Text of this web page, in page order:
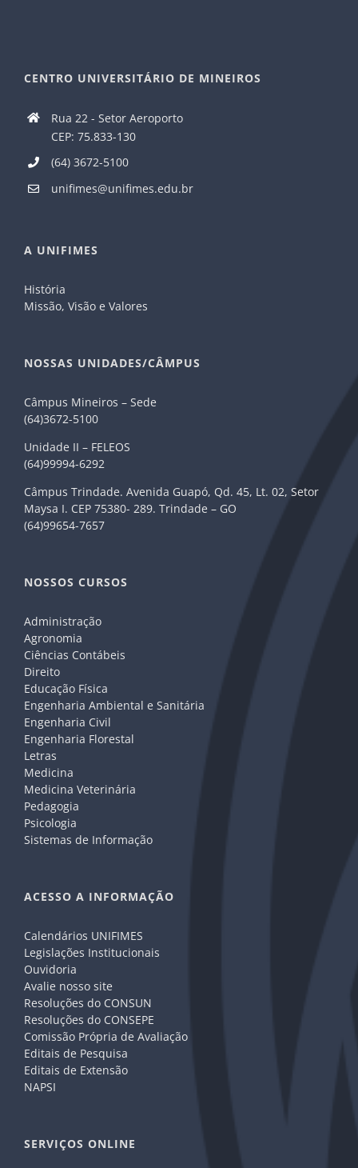
CENTRO UNIVERSITÁRIO DE MINEIROS
Rua 22 - Setor Aeroporto
CEP: 75.833-130
(64) 3672-5100
unifimes@unifimes.edu.br
A UNIFIMES
História
Missão, Visão e Valores
NOSSAS UNIDADES/CÂMPUS
Câmpus Mineiros – Sede
(64)3672-5100
Unidade II – FELEOS
(64)99994-6292
Câmpus Trindade. Avenida Guapó, Qd. 45, Lt. 02, Setor
Maysa I. CEP 75380- 289. Trindade – GO
(64)99654-7657
NOSSOS CURSOS
Administração
Agronomia
Ciências Contábeis
Direito
Educação Física
Engenharia Ambiental e Sanitária
Engenharia Civil
Engenharia Florestal
Letras
Medicina
Medicina Veterinária
Pedagogia
Psicologia
Sistemas de Informação
ACESSO A INFORMAÇÃO
Calendários UNIFIMES
Legislações Institucionais
Ouvidoria
Avalie nosso site
Resoluções do CONSUN
Resoluções do CONSEPE
Comissão Própria de Avaliação
Editais de Pesquisa
Editais de Extensão
NAPSI
SERVIÇOS ONLINE